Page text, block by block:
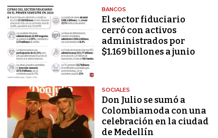
BANCOS
El sector fiduciario
cerró con activos
administrados por
$1.169 billones a junio
SOCIALES
Don Julio se sumó a
Colombiamoda con una
celebración en la ciudad
de Medellín